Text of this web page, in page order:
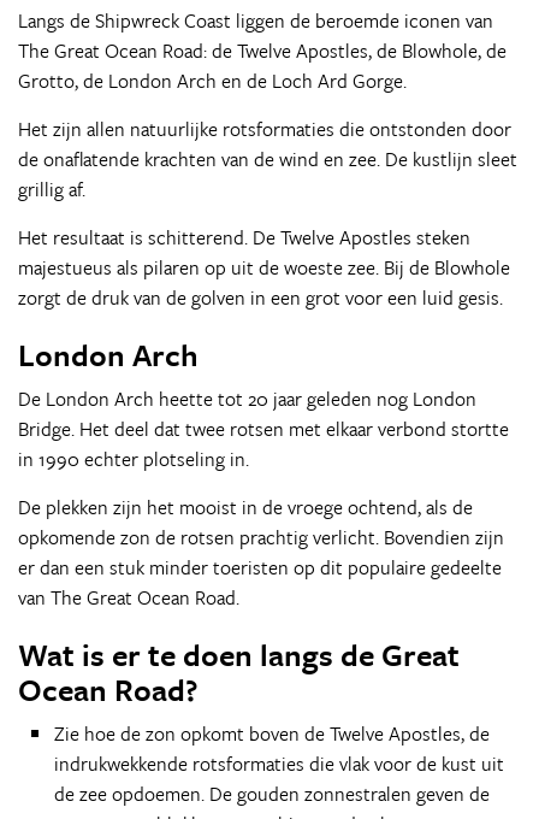
Langs de Shipwreck Coast liggen de beroemde iconen van
The Great Ocean Road: de Twelve Apostles, de Blowhole, de
Grotto, de London Arch en de Loch Ard Gorge.
Het zijn allen natuurlijke rotsformaties die ontstonden door
de onaflatende krachten van de wind en zee. De kustlijn sleet
grillig af.
Het resultaat is schitterend. De Twelve Apostles steken
majestueus als pilaren op uit de woeste zee. Bij de Blowhole
zorgt de druk van de golven in een grot voor een luid gesis.
London Arch
De London Arch heette tot 20 jaar geleden nog London
Bridge. Het deel dat twee rotsen met elkaar verbond stortte
in 1990 echter plotseling in.
De plekken zijn het mooist in de vroege ochtend, als de
opkomende zon de rotsen prachtig verlicht. Bovendien zijn
er dan een stuk minder toeristen op dit populaire gedeelte
van The Great Ocean Road.
Wat is er te doen langs de Great
Ocean Road?
Zie hoe de zon opkomt boven de Twelve Apostles, de
indrukwekkende rotsformaties die vlak voor de kust uit
de zee opdoemen. De gouden zonnestralen geven de